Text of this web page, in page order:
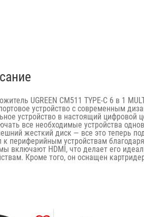
UGREEN CM511 TYPE-C 6 в 1
устройство с современным
устройство в настоящий цифровой
все необходимые устройства
жесткий диск — все это теперь
к периферийным устройствам
включают HDMI, что делает его
Кроме того, он оснащен